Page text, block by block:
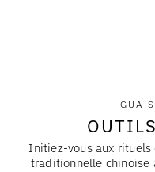
GUA
Initiez-vous aux
traditionnelle chinoise